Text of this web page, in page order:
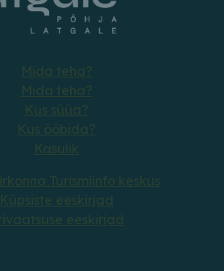
Mida teha?
Mida teha?
Kus ööbida?
Kasulik
Turismiinfo keskus
Küpsiste eeskirjad
eeskirjad